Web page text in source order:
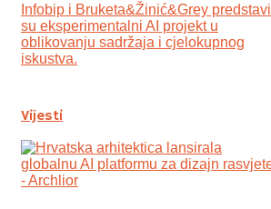
Infobip i Bruketa&Žinić&Grey
su eksperimentalni AI projekt u
oblikovanju sadržaja i cjelokupnog
iskustva.
Vijesti